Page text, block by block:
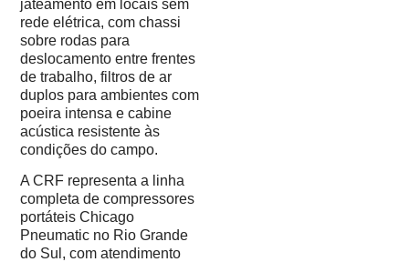
jateamento em locais sem
rede elétrica, com chassi
sobre rodas para
deslocamento entre frentes
de trabalho, filtros de ar
duplos para ambientes com
poeira intensa e cabine
acústica resistente às
condições do campo.
A CRF representa a linha
completa de compressores
portáteis Chicago
Pneumatic no Rio Grande
do Sul, com atendimento